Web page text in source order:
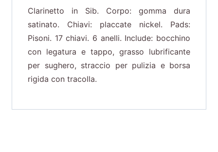
Clarinetto in Sib. Corpo: gomma dura
satinato. Chiavi: placcate nickel. Pads:
Pisoni. 17 chiavi. 6 anelli. Include: bocchino
con legatura e tappo, grasso lubrificante
per sughero, straccio per pulizia e borsa
rigida con tracolla.